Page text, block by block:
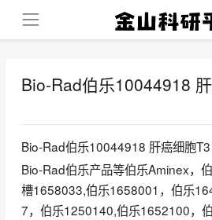
Bio-Rad伯乐10044918
Bio-Rad伯乐10044918 肝癌细胞
Bio-Rad伯乐产品等伯乐Aminex，
槽1658033,伯乐1658001，伯乐
7，伯乐1250140,伯乐1652100，